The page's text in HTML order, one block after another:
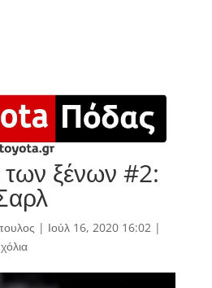
ξένων #2:
| Ιούλ 16, 2020 16:02|